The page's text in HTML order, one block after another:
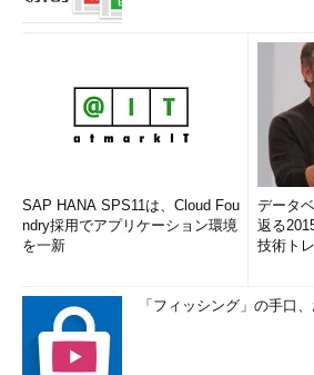
SAP HANA SPS11は、Cloud Fou
ndry採用でアプリケーション環境
を一新
データ
返る
技術ト
「フィッシング」の手口